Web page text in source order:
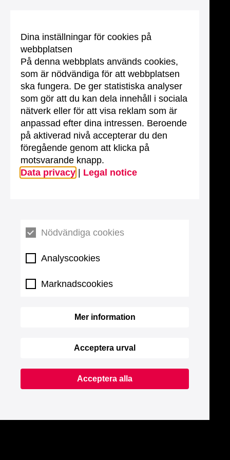
Dina inställningar för cookies på
webbplatsen
På denna webbplats används cookies,
som är nödvändiga för att webbplatsen
ska fungera. De ger statistiska analyser
som gör att du kan dela innehåll i sociala
nätverk eller för att visa reklam som är
anpassad efter dina intressen. Beroende
på aktiverad nivå accepterar du den
föregående genom att klicka på
motsvarande knapp.
Data privacy
Legal notice
Nödvändiga cookies
Analyscookies
Marknadscookies
Mer information
Acceptera urval
Acceptera alla